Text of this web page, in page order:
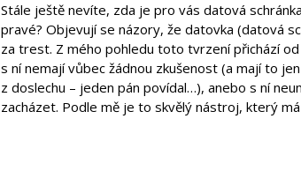
Stále ještě nevíte, zda je pro vás datová
pravé? Objevují se názory, že datovka (datová
za trest. Z mého pohledu toto tvrzení přichází
s ní nemají vůbec žádnou zkušenost (a mají to jen
z doslechu – jeden pán povídal…), anebo s ní
zacházet. Podle mě je to skvělý nástroj, který